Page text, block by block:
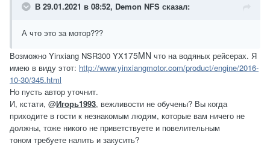
В 29.01.2021 в 08:52, Demon NFS сказал:
А что это за мотор???
Возможно Yinxiang NSR300 YX175MN что на водяных рейсерах. Я
имею в виду этот: http://www.yinxiangmotor.com/product/engine/2016-
10-30/345.html
Но пусть автор уточнит.
И, кстати, @Игорь1993, вежливости не обучены? Вы когда
приходите в гости к незнакомым людям, которые вам ничего не
должны, тоже никого не приветствуете и повелительным
тоном требуете налить и закусить?